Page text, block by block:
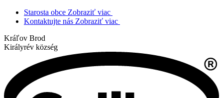
Starosta obce Zobraziť viac
Kontaktujte nás Zobraziť viac
Kráľov Brod
Királyrév község